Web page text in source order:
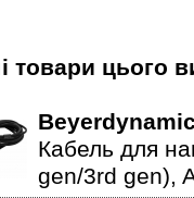
товари цього
Кабель для
gen/3rd gen),